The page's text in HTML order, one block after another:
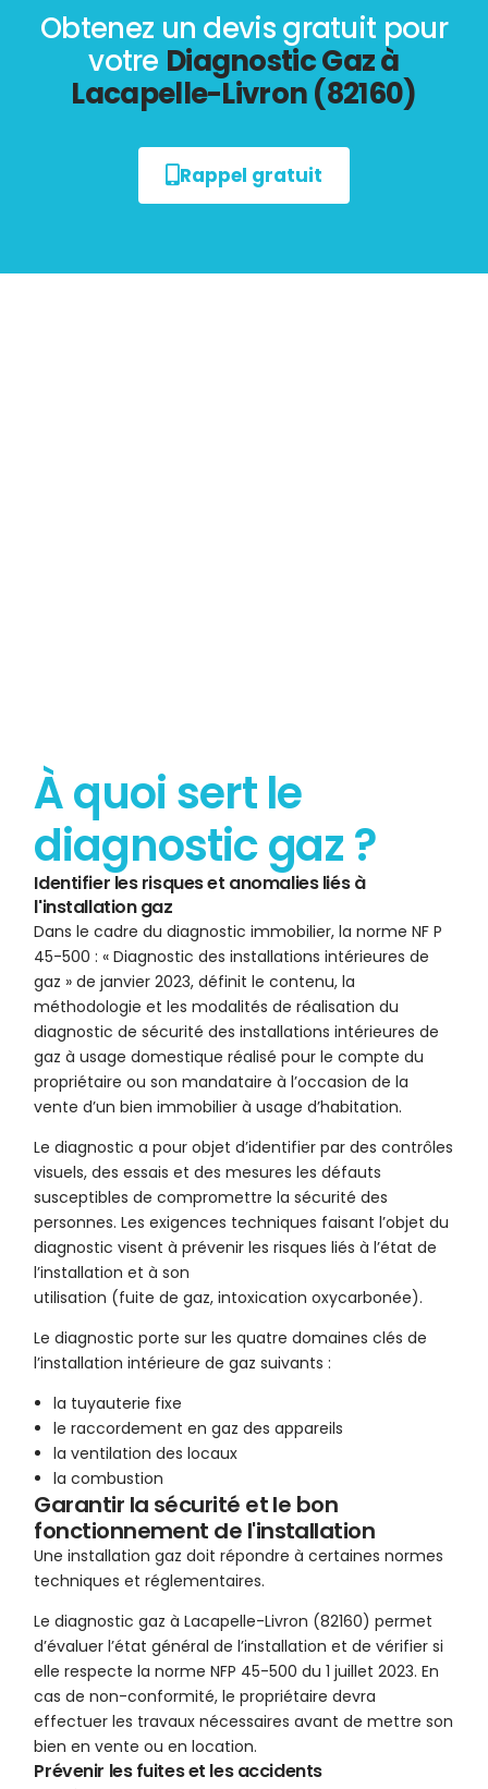
Obtenez un devis gratuit pour
votre Diagnostic Gaz à
Lacapelle-Livron (82160)
Rappel gratuit
À quoi sert le
diagnostic gaz ?
Identifier les risques et anomalies liés à
l'installation gaz
Dans le cadre du diagnostic immobilier, la norme NF P
45-500 : « Diagnostic des installations intérieures de
gaz » de janvier 2023, définit le contenu, la
méthodologie et les modalités de réalisation du
diagnostic de sécurité des installations intérieures de
gaz à usage domestique réalisé pour le compte du
propriétaire ou son mandataire à l’occasion de la
vente d’un bien immobilier à usage d’habitation.
Le diagnostic a pour objet d’identifier par des contrôles
visuels, des essais et des mesures les défauts
susceptibles de compromettre la sécurité des
personnes. Les exigences techniques faisant l’objet du
diagnostic visent à prévenir les risques liés à l’état de
l’installation et à son
utilisation (fuite de gaz, intoxication oxycarbonée).
Le diagnostic porte sur les quatre domaines clés de
l’installation intérieure de gaz suivants :
la tuyauterie fixe
le raccordement en gaz des appareils
la ventilation des locaux
la combustion
Garantir la sécurité et le bon
fonctionnement de l'installation
Une installation gaz doit répondre à certaines normes
techniques et réglementaires.
Le diagnostic gaz à Lacapelle-Livron (82160) permet
d’évaluer l’état général de l’installation et de vérifier si
elle respecte la norme NFP 45-500 du 1 juillet 2023. En
cas de non-conformité, le propriétaire devra
effectuer les travaux nécessaires avant de mettre son
bien en vente ou en location.
Prévenir les fuites et les accidents